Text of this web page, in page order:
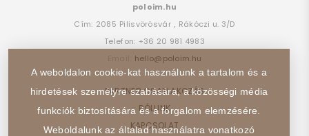
poloim.hu
Cím: 2085 Pilisvörösvár , Rákóczi u. 3/D
Telefon: +36 20 981 4983
hello@poloim.hu
PARTNER CSATLAKOZÁS
RÓLUNK
KAPCSOLAT
A weboldalon cookie-kat használunk a tartalom és a
hirdetések személyre szabására, a közösségi média
funkciók biztosítására és a forgalom elemzésére.
Weboldalunk az általad használatra vonatkozó